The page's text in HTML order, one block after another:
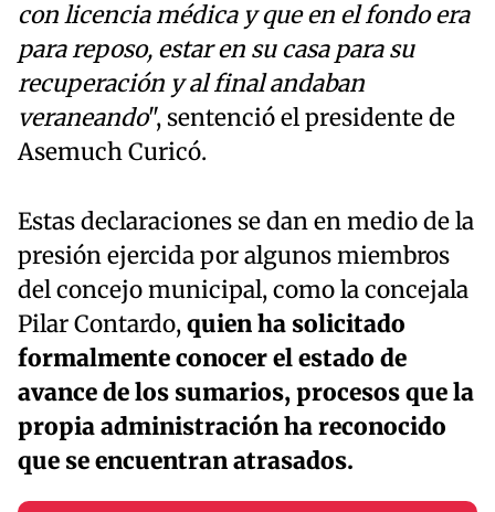
con licencia médica y que en el fondo era
para reposo, estar en su casa para su
recuperación y al final andaban
veraneando", sentenció el presidente de
Asemuch Curicó.
Estas declaraciones se dan en medio de la
presión ejercida por algunos miembros
del concejo municipal, como la concejala
Pilar Contardo,quien ha solicitado
formalmente conocer el estado de
avance de los sumarios, procesos que la
propia administración ha reconocido
que se encuentran atrasados.